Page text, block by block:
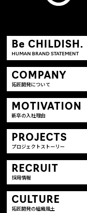
Be CHILDISH.
HUMAN BRAND STATEMENT
COMPANY
拓匠開発について
MOTIVATION
新卒の入社理由
PROJECTS
プロジェクトストーリー
CULTURE
拓匠開発の組織風土
RECRUIT
採用情報